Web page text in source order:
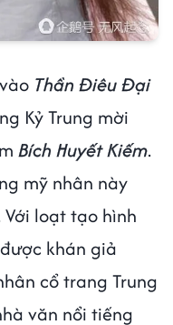
Thần Điêu Đại
Kỷ Trung mời
Bích Huyết Kiếm.
mỹ nhân này
loạt tạo hình
khán giả
cổ trang Trung
văn nổi tiếng